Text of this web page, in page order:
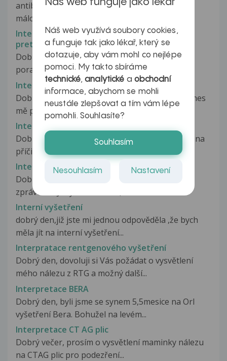
antibiotika,amoksiklav1g po 12hodinách,mám
málo...
Interne problemy s koncentraciu, dlho
pretrvavajuce
Dobry den, som velmi rad, ze taketo centrum
poradenstva funguje. Moj problem...
Interní praxe
Dobrý den, jsem medik a dělám interní praxi. Dnes
mě pan doktor požádal o...
Interní vyšetření
Dobrý den,před několika dny jsem se Vás ptala na
příčinu rychlého padání vlasů.Děkuji...
Interní vyšetření
Dobrý den, chtěla bych objasnit svoji interní
zprávu. OBJ: Dýchání alveol.,...
Interní vyšetření
dobrý den,již jste mi jednou odpověděla ,že bych
měla jít na interní vyšetření...
Interpratace rentgenového vyšetření
Dobrý den, dovoluji si Vás požádat o vysvětlení
mého nálezu z RTG a možný další...
Interpretace BERA
Dobrý den, byli jsme se synem 5,5mesice na Orl
vyšetření Bera. Bohužel na levém...
Interpretace CT AG plic
Dobrý večer, prosím o vysvětlení maminky nálezu
na CTAG plic pro podezření...
Náš web funguje jako lékař
Náš web využívá soubory cookies,
a funguje tak jako lékař, který se
dotazuje, aby vám mohl co nejlépe
pomoci. My takto sbíráme
technické,analytické a obchodní
informace, abychom se mohli
neustále zlepšovat a tím vám lépe
pomohli. Souhlasíte?
Souhlasím
Nesouhlasím Nastavení